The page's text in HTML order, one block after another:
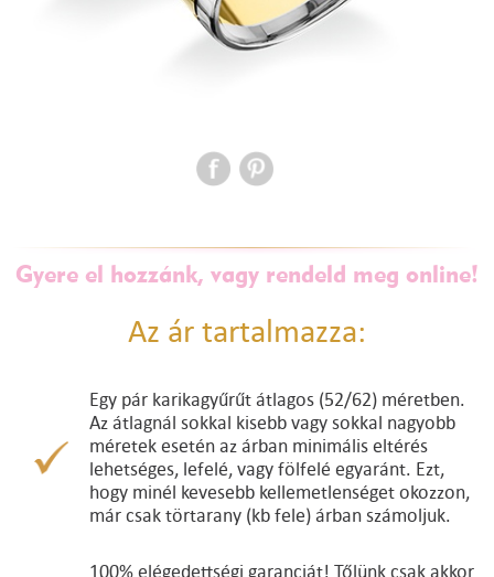
Gyere el hozzánk, vagy rendeld meg online!
Az ár tartalmazza:
Egy pár karikagyűrűt átlagos (52/62) méretben.
Az átlagnál sokkal kisebb vagy sokkal nagyobb
méretek esetén az árban minimális eltérés
lehetséges, lefelé, vagy fölfelé egyaránt. Ezt,
hogy minél kevesebb kellemetlenséget okozzon,
már csak törtarany (kb fele) árban számoljuk.
100% elégedettségi garanciát! Tőlünk csak akkor